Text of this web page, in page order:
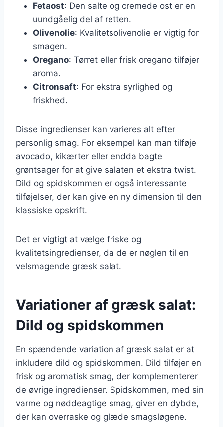
Fetaost: Den salte og cremede ost er en
uundgåelig del af retten.
Olivenolie: Kvalitetsolivenolie er vigtig for
smagen.
Oregano: Tørret eller frisk oregano tilføjer
aroma.
Citronsaft: For ekstra syrlighed og
friskhed.
Disse ingredienser kan varieres alt efter
personlig smag. For eksempel kan man tilføje
avocado, kikærter eller endda bagte
grøntsager for at give salaten et ekstra twist.
Dild og spidskommen er også interessante
tilføjelser, der kan give en ny dimension til den
klassiske opskrift.
Det er vigtigt at vælge friske og
kvalitetsingredienser, da de er nøglen til en
velsmagende græsk salat.
Variationer af græsk salat:
Dild og spidskommen
En spændende variation af græsk salat er at
inkludere dild og spidskommen. Dild tilføjer en
frisk og aromatisk smag, der komplementerer
de øvrige ingredienser. Spidskommen, med sin
varme og nøddeagtige smag, giver en dybde,
der kan overraske og glæde smagsløgene.